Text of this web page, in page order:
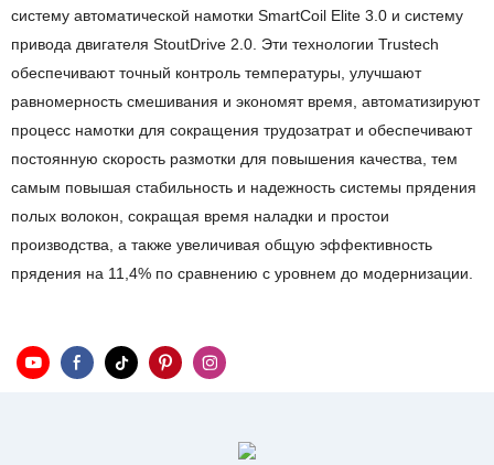
систему автоматической намотки SmartCoil Elite 3.0 и систему
привода двигателя StoutDrive 2.0. Эти технологии Trustech
обеспечивают точный контроль температуры, улучшают
равномерность смешивания и экономят время, автоматизируют
процесс намотки для сокращения трудозатрат и обеспечивают
постоянную скорость размотки для повышения качества, тем
самым повышая стабильность и надежность системы прядения
полых волокон, сокращая время наладки и простои
производства, а также увеличивая общую эффективность
прядения на 11,4% по сравнению с уровнем до модернизации.